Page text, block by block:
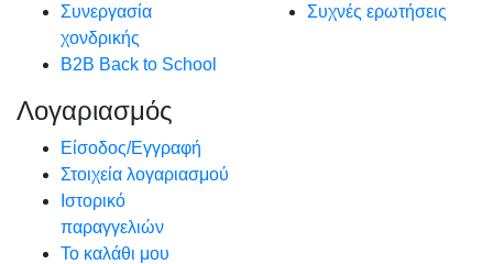
Συνεργασία
χονδρικής
B2B Back to School
Συχνές ερωτήσεις
Λογαριασμός
Είσοδος/Εγγραφή
Στοιχεία λογαριασμού
Ιστορικό
παραγγελιών
Το καλάθι μου